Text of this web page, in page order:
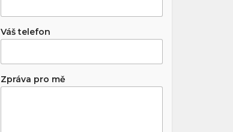
Váš telefon
Zpráva pro mě